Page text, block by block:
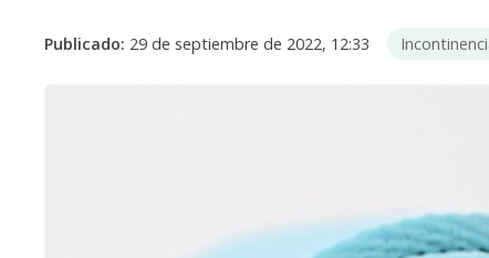
Publicado: 29 de septiembre de 2022, 12:33